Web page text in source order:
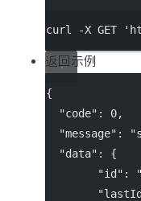
curl -X GET
返回示例
{
"code" : 0,
"message" :
"data" : {
"id" :